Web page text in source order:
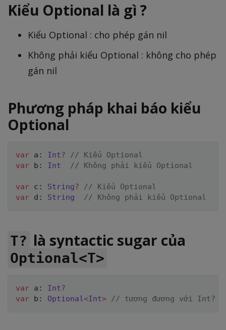
Kiểu Optional là gì ?
Kiểu Optional : cho phép gán nil
Không phải kiểu Optional : không cho phép
gán nil
Phương pháp khai báo kiểu
Optional
var a : Int?
// Kiểu Optional
var b : Int // Không phải kiểu Optional
var c : String?
// Kiểu Optional
var d : String // Không phải kiểu Optional
T? là syntactic sugar của
Optional<T>
var a : Int?
var b : Optional<Int> // tương đương với Int?